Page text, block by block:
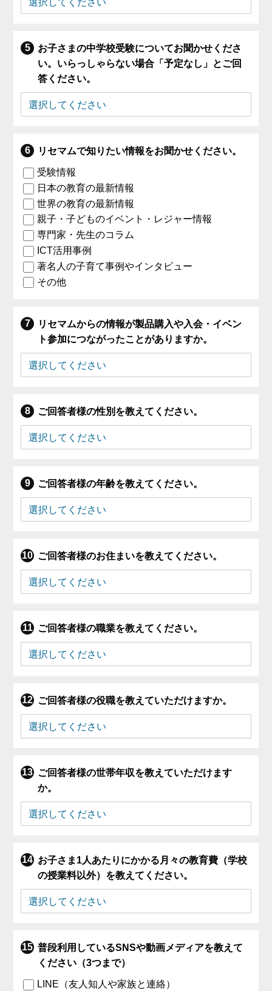
お子さまの中学校受験についてお聞かせくださ
い。いらっしゃらない場合「予定なし」とご回
答ください。
リセマムで知りたい情報をお聞かせください。
受験情報
日本の教育の最新情報
世界の教育の最新情報
親子・子どものイベント・レジャー情報
専門家・先生のコラム
ICT活用事例
著名人の子育て事例やインタビュー
その他
リセマムからの情報が製品購入や入会・イベン
ト参加につながったことがありますか。
ご回答者様の性別を教えてください。
ご回答者様の年齢を教えてください。
ご回答者様のお住まいを教えてください。
ご回答者様の職業を教えてください。
ご回答者様の役職を教えていただけますか。
ご回答者様の世帯年収を教えていただけます
か。
お子さま1人あたりにかかる月々の教育費（学校
の授業料以外）を教えてください。
普段利用しているSNSや動画メディアを教えて
ください（3つまで）
LINE（友人知人や家族と連絡）